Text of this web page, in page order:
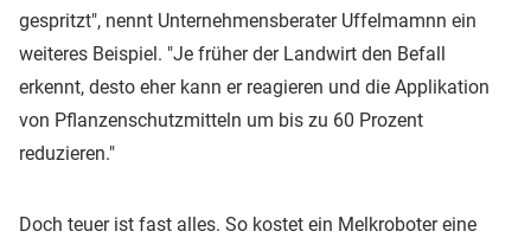
gespritzt", nennt Unternehmensberater Uffelmamnn ein
weiteres Beispiel. "Je früher der Landwirt den Befall
erkennt, desto eher kann er reagieren und die Applikation
von Pflanzenschutzmitteln um bis zu 60 Prozent
reduzieren."
Doch teuer ist fast alles. So kostet ein Melkroboter eine